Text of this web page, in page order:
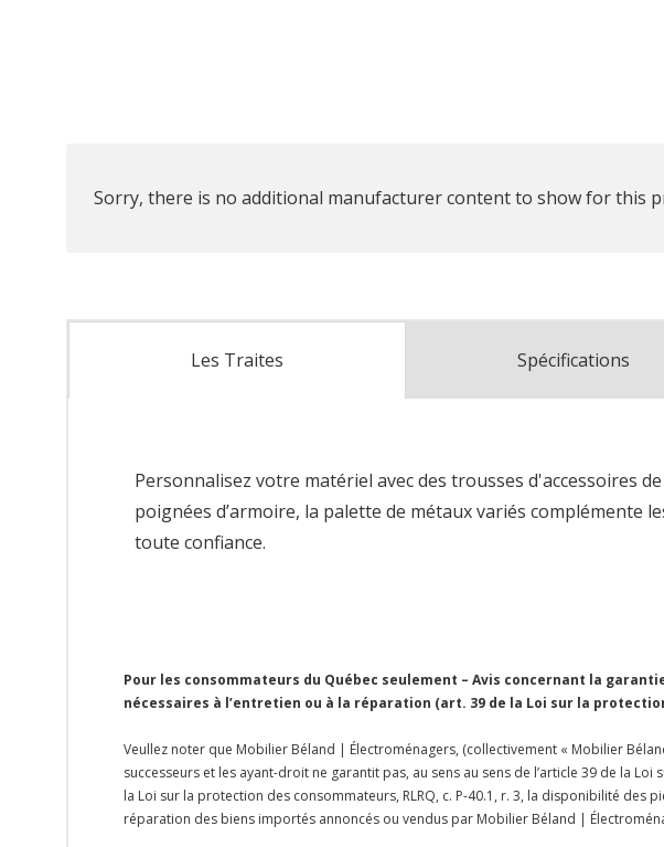
Sorry, there is no additional manufacturer content to show for this
Les Traites Spécifications
Personnalisez votre matériel avec des trousses d'accessoires
poignées d’armoire, la palette de métaux variés
toute confiance.
Pour les consommateurs du Québec seulement – Avis concernant la
nécessaires à l’entretien ou à la réparation (art. 39 de la Loi sur la
Veullez noter que Mobilier Béland | Électroménagers, (collectivement « Mobilier
successeurs et les ayant-droit ne garantit pas, au sens au sens de l’article 39 de la
la Loi sur la protection des consommateurs, RLRQ, c. P-40.1, r. 3, la disponibilité des
réparation des biens importés annoncés ou vendus par Mobilier Béland |